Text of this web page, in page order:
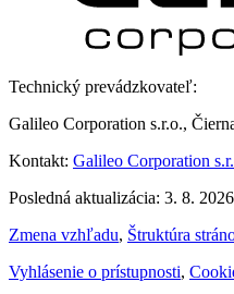
Technický prevádzkovateľ:
Galileo Corporation s.r.o.,
Kontakt: Galileo Corporation
Posledná aktualizácia: 3. 8. 2026
Zmena vzhľadu, Štruktúra
Vyhlásenie o prístupnosti,